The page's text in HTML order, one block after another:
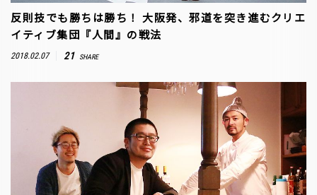
反則技でも勝ちは勝ち！ 大阪発、邪道を突き進むクリエ
イティブ集団『人間』の戦法
2018.02.07 21 SHARE